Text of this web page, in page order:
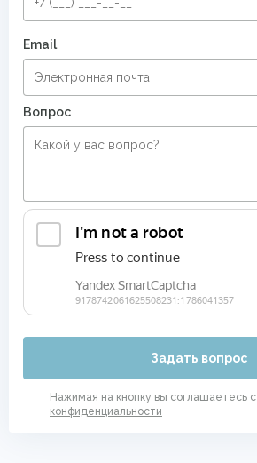
Email
Вопрос
Задать вопрос
Нажимая на кнопку вы соглашаетесь с
конфиденциальности